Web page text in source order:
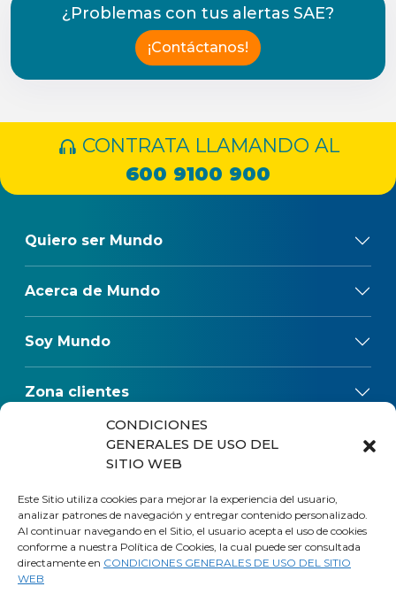
CONDICIONES
GENERALES DE USO DEL
SITIO WEB
Este Sitio utiliza cookies para mejorar la experiencia del usuario,
analizar patrones de navegación y entregar contenido personalizado.
Al continuar navegando en el Sitio, el usuario acepta el uso de cookies
conforme a nuestra Política de Cookies, la cual puede ser consultada
directamente en CONDICIONES GENERALES DE USO DEL SITIO
WEB
¿Problemas con tus alertas SAE?
¡Contáctanos!
CONTRATA LLAMANDO AL
600 9100 900
Quiero ser Mundo
Acerca de Mundo
Soy Mundo
Zona clientes
Regulaciones